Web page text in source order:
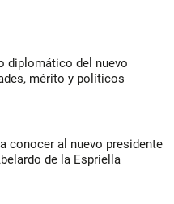
diplomático del nuevo
mérito y políticos
conocer al nuevo presidente
de la Espriella